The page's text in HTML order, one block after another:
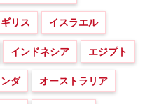
リス イスラエル
インドネシア エジプト
ダ オーストラリア